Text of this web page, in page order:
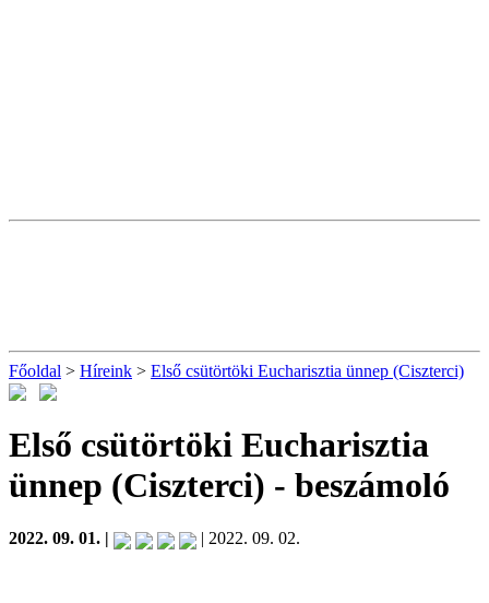
Főoldal > Híreink > Első csütörtöki Eucharisztia ünnep (Ciszterci)
Első csütörtöki Eucharisztia
ünnep (Ciszterci) - beszámoló
2022. 09. 01. | | 2022. 09. 02.